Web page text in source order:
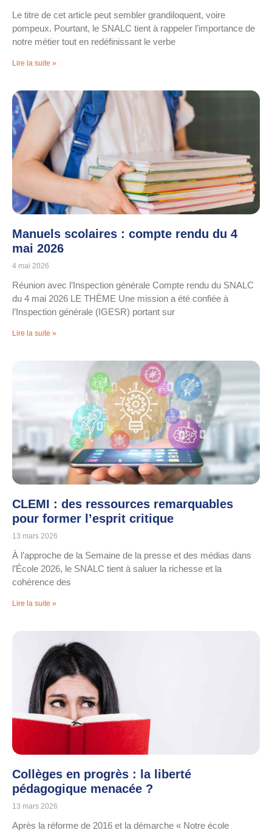
Le titre de cet article peut sembler grandiloquent, voire
pompeux. Pourtant, le SNALC tient à rappeler l’importance de
notre métier tout en redéfinissant le verbe
Lire la suite »
Manuels scolaires : compte rendu du 4
mai 2026
4 mai 2026
Réunion avec l’Inspection générale Compte rendu du SNALC
du 4 mai 2026 LE THÈME Une mission a été confiée à
l’Inspection générale (IGESR) portant sur
Lire la suite »
CLEMI : des ressources remarquables
pour former l’esprit critique
13 mars 2026
À l’approche de la Semaine de la presse et des médias dans
l’École 2026, le SNALC tient à saluer la richesse et la
cohérence des
Lire la suite »
Collèges en progrès : la liberté
pédagogique menacée ?
13 mars 2026
Après la réforme de 2016 et la démarche « Notre école